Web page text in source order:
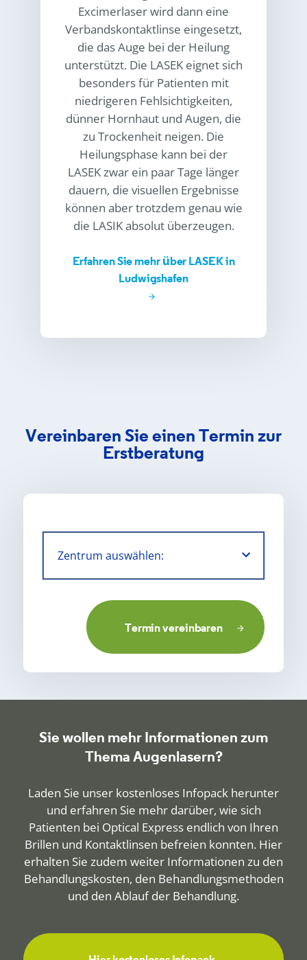
Excimerlaser wird dann eine
Verbandskontaktlinse eingesetzt,
die das Auge bei der Heilung
unterstützt. Die LASEK eignet sich
besonders für Patienten mit
niedrigeren Fehlsichtigkeiten,
dünner Hornhaut und Augen, die
zu Trockenheit neigen. Die
Heilungsphase kann bei der
LASEK zwar ein paar Tage länger
dauern, die visuellen Ergebnisse
können aber trotzdem genau wie
die LASIK absolut überzeugen.
Erfahren Sie mehr über LASEK in
Ludwigshafen
Vereinbaren Sie einen Termin zur
Erstberatung
Termin vereinbaren
Sie wollen mehr Informationen zum
Thema Augenlasern?
Laden Sie unser kostenloses Infopack herunter
und erfahren Sie mehr darüber, wie sich
Patienten bei Optical Express endlich von Ihren
Brillen und Kontaktlinsen befreien konnten. Hier
erhalten Sie zudem weiter Informationen zu den
Behandlungskosten, den Behandlungsmethoden
und den Ablauf der Behandlung.